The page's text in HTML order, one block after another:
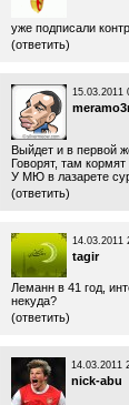
уже подписали
(ответить)
15.03.2011
Выйдет и в первой
Говорят, там
У МЮ в лазарете
(ответить)
14.03.2011
tagir
Леманн в 41 год,
некуда?
(ответить)
14.03.2011
nick-abu